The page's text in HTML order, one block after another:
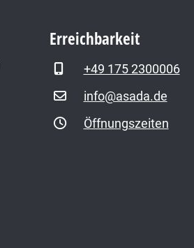
Erreichbarkeit
+49 175 2300006
info@asada.de
Öffnungszeiten